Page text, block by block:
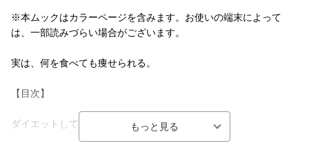
※本ムックはカラーページを含みます。お使いの端末によって
は、一部読みづらい場合がございます。
実は、何を食べても痩せられる。
【目次】
ダイエットしてるのに痩せないのはなぜ？